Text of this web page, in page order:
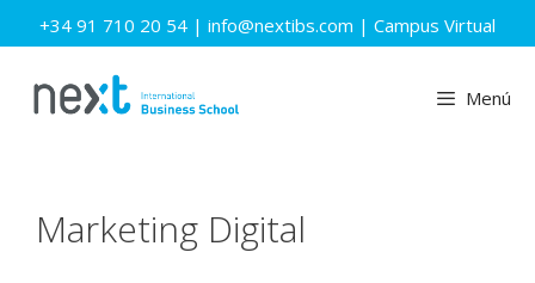
Saltar
al
+34 91 710 20 54 | info@nextibs.com | Campus Virtual
Menú
Marketing Digital